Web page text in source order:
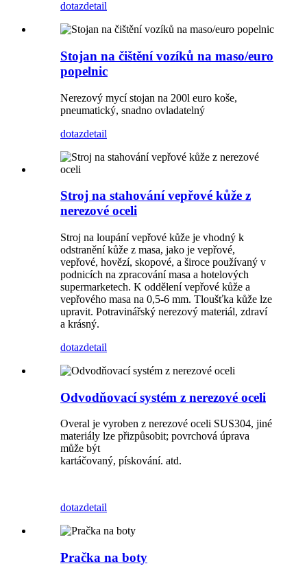
dotazdetail
Stojan na čištění vozíků na maso/euro
popelnic
Nerezový mycí stojan na 200l euro koše,
pneumatický, snadno ovladatelný
dotazdetail
Stroj na stahování vepřové kůže z
nerezové oceli
Stroj na loupání vepřové kůže je vhodný k
odstranění kůže z masa, jako je vepřové,
vepřové, hovězí, skopové, a široce používaný v
podnicích na zpracování masa a hotelových
supermarketech. K oddělení vepřové kůže a
vepřového masa na 0,5-6 mm. Tloušťka kůže lze
upravit. Potravinářský nerezový materiál, zdraví
a krásný.
dotazdetail
Odvodňovací systém z nerezové oceli
Overal je vyroben z nerezové oceli SUS304, jiné
materiály lze přizpůsobit; povrchová úprava
může být
kartáčovaný, pískování. atd.
dotazdetail
Pračka na boty